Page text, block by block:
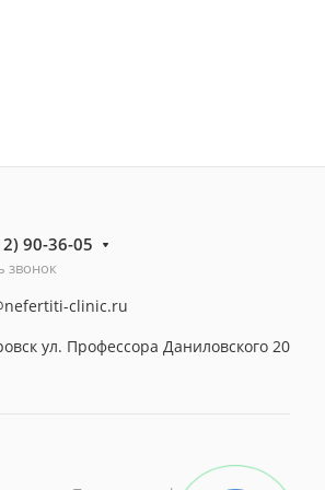
90-36-05
звонок
clinic.ru
ул. Профессора Даниловского 20